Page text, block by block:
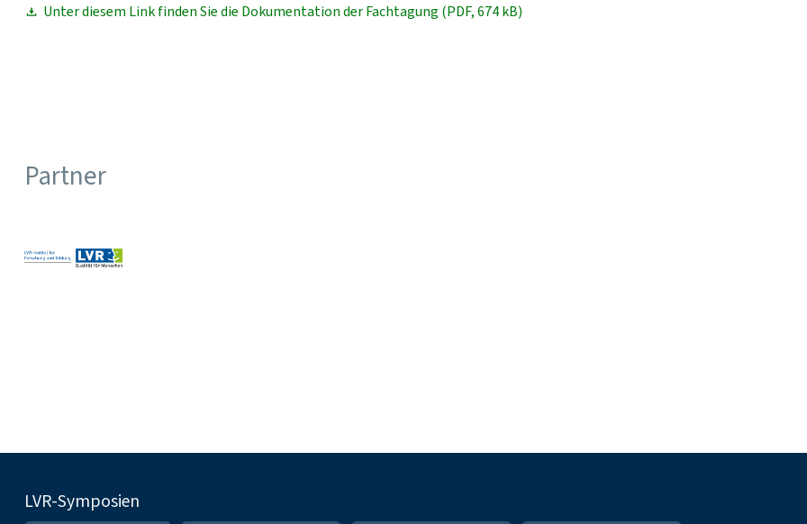
Unter diesem Link finden Sie die Dokumentation der Fachtagung (PDF, 674 kB)
Partner
Fußnavigation
LVR-Symposien